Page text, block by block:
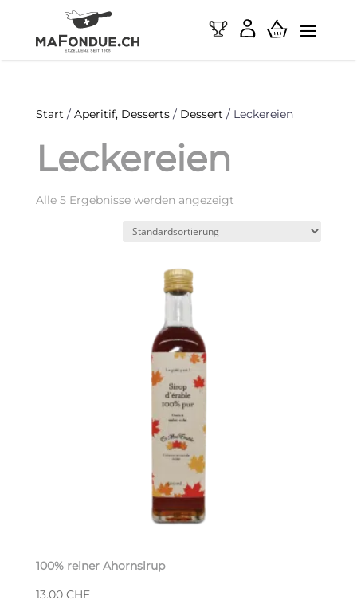
Start / Aperitif, Desserts/ Dessert / Leckereien
Leckereien
Alle 5 Ergebnisse werden angezeigt
100% reiner Ahornsirup
13.00 CHF